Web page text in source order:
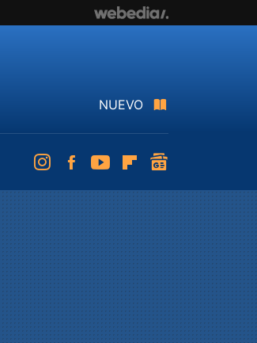
NUEVO
InstagramFacebookYoutubeFlipboard